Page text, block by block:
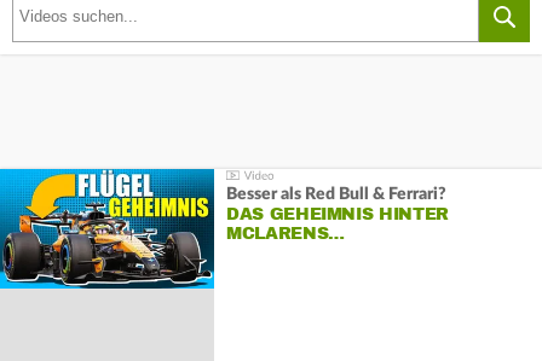
Besser als Red Bull & Ferrari?
DAS GEHEIMNIS HINTER
MCLARENS…